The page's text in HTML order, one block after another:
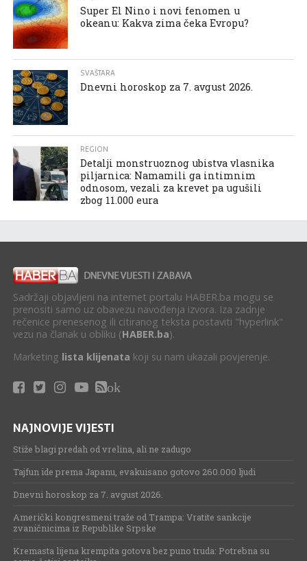
Super El Nino i novi fenomen u
okeanu: Kakva zima čeka Evropu?
SVAŠTARA
Dnevni horoskop za 7. avgust 2026.
REGION
Detalji monstruoznog ubistva vlasnika
piljarnica: Namamili ga intimnim
odnosom, vezali za krevet pa ugušili
zbog 11.000 eura
Sadržaji objavljeni na internet portalu HABER.ba mogu se
prenositi samo uz obavezu navođenja izvora. Iza zadnje
rečenice prenesenog ili citiranog teksta postaviti "hyperlink"
vezu na članak u obliku (HABER.ba).
Marketing lista klijenata koji su nam ukazali povjerenje.
ok
NAJNOVIJE VIJESTI
Stiže blagi predah od vrelina, ali ne zadugo
Tajfun ide prema Japanu, evakuisano gotovo 260.000 ljudi
Dnevni horoskop za 7. avgust 2026.
Američki kongresmeni traže od Trampa: Vratite sankcije
zvaničnicima iz Republike Srpske
Kremasta lijena krempita gotova bez puno truda: Potrebna su